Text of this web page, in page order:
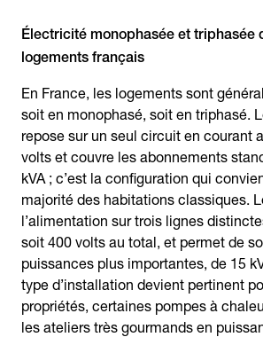
Électricité monophasée et triphasée
logements français
En France, les logements sont
soit en monophasé, soit en triphasé.
repose sur un seul circuit en courant
volts et couvre les abonnements
kVA ; c’est la configuration qui
majorité des habitations classiques.
l’alimentation sur trois lignes
soit 400 volts au total, et permet de
puissances plus importantes, de 15
type d’installation devient pertinent
propriétés, certaines pompes à
les ateliers très gourmands en